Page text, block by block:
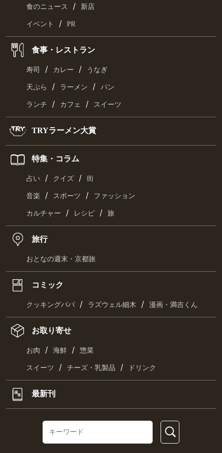
食のニュース / 新店
イベント / PR
食事・レストラン
寿司 / カレー / うなぎ
天ぷら / ラーメン / パン
ランチ / カフェ / スイーツ
TRYラーメン大賞
特集・コラム
占い / クイズ / 街
音楽 / スポーツ / ファッション
カルチャー / レシピ / 旅
旅行
おとなの週末・京都旅
コミック
クッキングパパ / ラズウェル細木 / 漫画・満吉くん
お取り寄せ
お肉 / 海鮮 / 惣菜
スイーツ / チーズ・乳製品 / ドリンク
最新刊